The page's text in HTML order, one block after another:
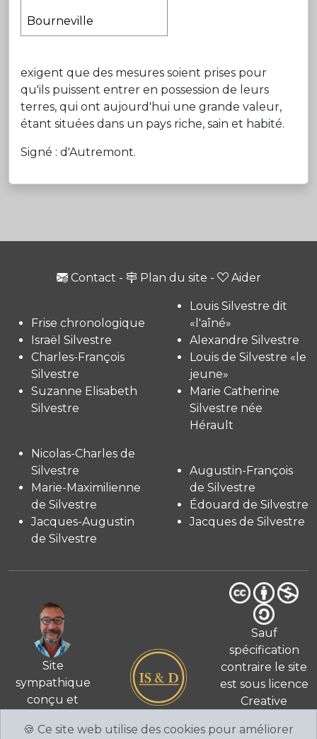
Bourneville
exigent que des mesures soient prises pour
qu'ils puissent entrer en possession de leurs
terres, qui ont aujourd'hui une grande valeur,
étant situées dans un pays riche, sain et habité.
Signé : d'Autremont.
Contact - Plan du site - Aider
Frise chronologique
Israël Silvestre
Charles-François
Silvestre
Suzanne Elisabeth
Silvestre
Louis Silvestre dit
«l'aîné»
Alexandre Silvestre
Louis de Silvestre «le
jeune»
Marie Catherine
Silvestre née
Hérault
Nicolas-Charles de
Silvestre
Marie-Maximilienne
de Silvestre
Jacques-Augustin
de Silvestre
Augustin-François
de Silvestre
Édouard de Silvestre
Jacques de Silvestre
Site
sympathique
conçu et
par Fabien de
© 2026
Sauf
spécification
contraire le site
est sous licence
Creative
International
🍪 Ce site web utilise des cookies pour améliorer